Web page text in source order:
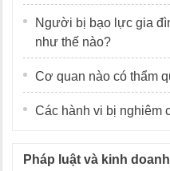
Người bị bạo lực gia
như thế nào?
Cơ quan nào có thẩm
Các hành vi bị nghiêm
Pháp luật và kinh doanh